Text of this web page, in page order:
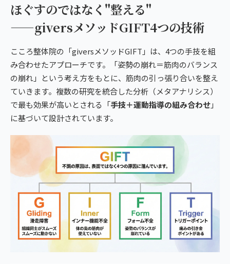
ほぐすのではなく"整える"
——giversメソッドGIFT4つの技術
こころ整体院の「giversメソッドGIFT」は、4つの手技を組
み合わせたアプローチです。「姿勢の崩れ＝筋肉のバランス
の崩れ」という考え方をもとに、筋肉の引っ張り合いを整え
ていきます。複数の研究を統合した分析（メタアナリシス）
で最も効果が高いとされる「手技＋運動指導の組み合わせ」
に基づいて設計されています。